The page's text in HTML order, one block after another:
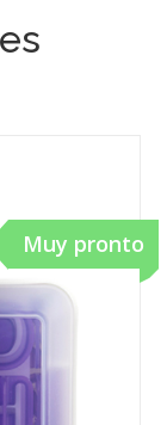
Muy pronto